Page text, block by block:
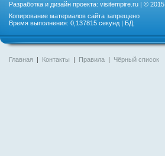
Разработка и дизайн проекта: visitempire.ru | © 2015
Копирование материалов сайта запрещено
Время выполнения: 0,137815 секунд | БД:
Главная | Контакты | Правила | Чёрный список